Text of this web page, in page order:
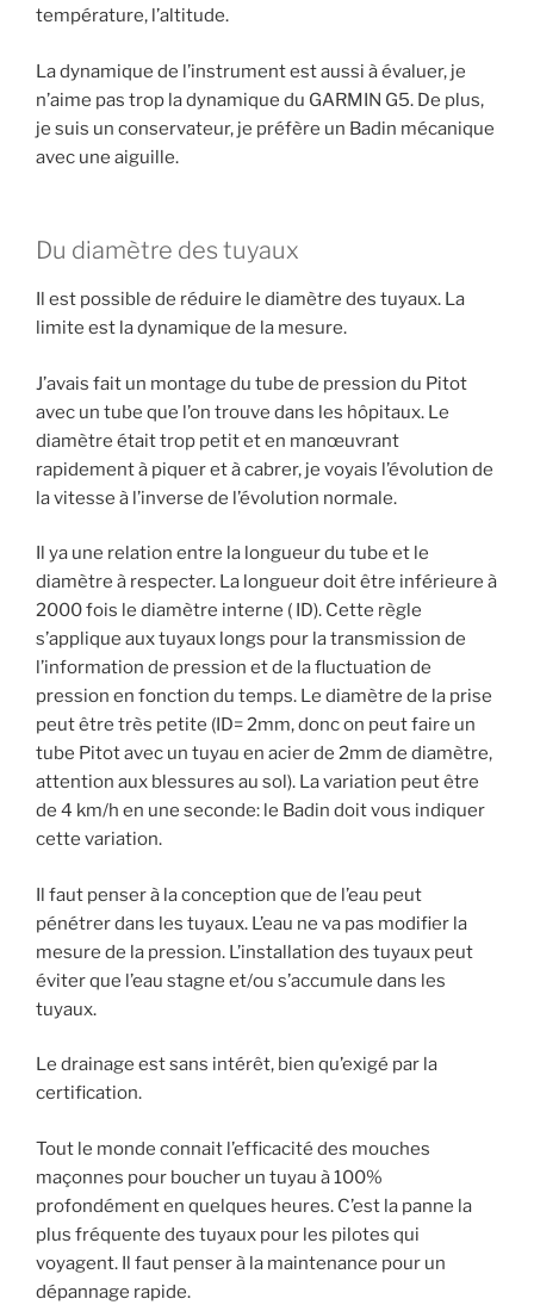
température, l’altitude.
La dynamique de l’instrument est aussi à évaluer, je
n’aime pas trop la dynamique du GARMIN G5. De plus,
je suis un conservateur, je préfère un Badin mécanique
avec une aiguille.
Du diamètre des tuyaux
Il est possible de réduire le diamètre des tuyaux. La
limite est la dynamique de la mesure.
J’avais fait un montage du tube de pression du Pitot
avec un tube que l’on trouve dans les hôpitaux. Le
diamètre était trop petit et en manœuvrant
rapidement à piquer et à cabrer, je voyais l’évolution de
la vitesse à l’inverse de l’évolution normale.
Il ya une relation entre la longueur du tube et le
diamètre à respecter. La longueur doit être inférieure à
2000 fois le diamètre interne ( ID). Cette règle
s’applique aux tuyaux longs pour la transmission de
l’information de pression et de la fluctuation de
pression en fonction du temps. Le diamètre de la prise
peut être très petite (ID= 2mm, donc on peut faire un
tube Pitot avec un tuyau en acier de 2mm de diamètre,
attention aux blessures au sol). La variation peut être
de 4 km/h en une seconde: le Badin doit vous indiquer
cette variation.
Il faut penser à la conception que de l’eau peut
pénétrer dans les tuyaux. L’eau ne va pas modifier la
mesure de la pression. L’installation des tuyaux peut
éviter que l’eau stagne et/ou s’accumule dans les
tuyaux.
Le drainage est sans intérêt, bien qu’exigé par la
certification.
Tout le monde connait l’efficacité des mouches
maçonnes pour boucher un tuyau à 100%
profondément en quelques heures. C’est la panne la
plus fréquente des tuyaux pour les pilotes qui
voyagent. Il faut penser à la maintenance pour un
dépannage rapide.